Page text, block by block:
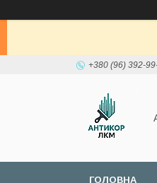
+380 (96) 392-
ГОЛОВНА